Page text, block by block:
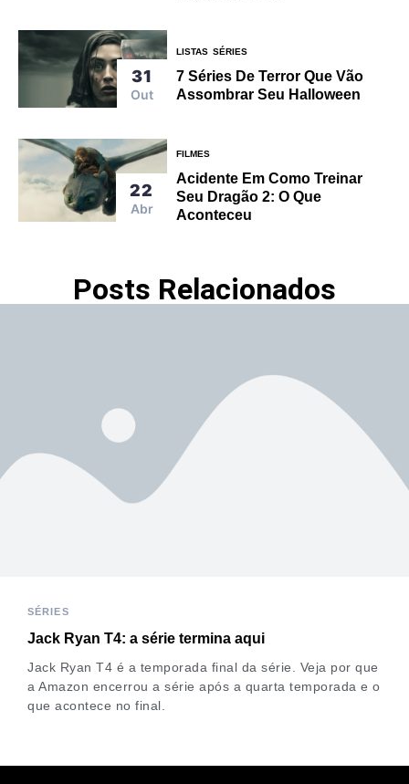
31
Out
LISTAS SÉRIES
7 Séries De Terror Que Vão
Assombrar Seu Halloween
22
Abr
FILMES
Acidente Em Como Treinar
Seu Dragão 2: O Que
Aconteceu
Posts Relacionados
SÉRIES
Jack Ryan T4: a série termina aqui
Jack Ryan T4 é a temporada final da série. Veja por que
a Amazon encerrou a série após a quarta temporada e o
que acontece no final.